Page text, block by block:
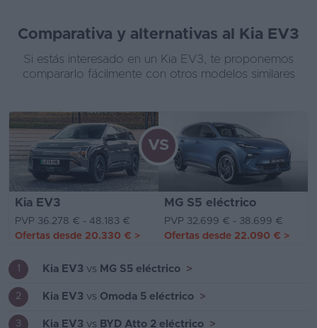
Comparativa y alternativas al Kia EV3
Si estás interesado en un Kia EV3, te proponemos
compararlo fácilmente con otros modelos similares
Kia EV3 MG S5 eléctrico
VS
PVP 36.278 € - 48.183 €
PVP 32.699 € - 38.699 €
Ofertas desde 20.330 € > Ofertas desde 22.090 € >
1 Kia EV3 vs MG S5 eléctrico >
2 Kia EV3 vs Omoda 5 eléctrico >
3 Kia EV3 vs BYD Atto 2 eléctrico >